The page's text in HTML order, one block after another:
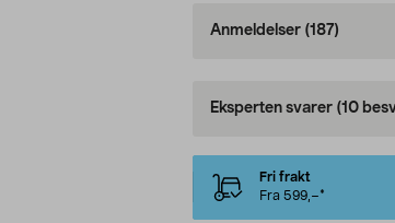
Anmeldelser (187)
Eksperten svarer (10
Fri frakt
Fra 599,–*